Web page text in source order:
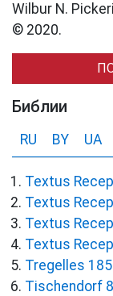
Wilbur N.
© 2020.
Библии
RU BY UA
Textus
Textus
Textus
Textus
Tregelles
Tischendorf